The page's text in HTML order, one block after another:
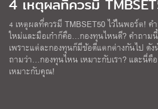
4 เหตุผลที่ควรมี
4 เหตุผลที่ควรมี TMBSET50 ไว้ในพอร์ต!
ใหม่และมือเก๋าก็คือ…กองทุนไหนดี? คำถา
เพราะแต่ละกองทุนก็มีข้อดีแตกต่างกันไป ดัง
ถามว่า…กองทุนไหน เหมาะกับเรา? และนี่คื
เหมาะกับคุณ!